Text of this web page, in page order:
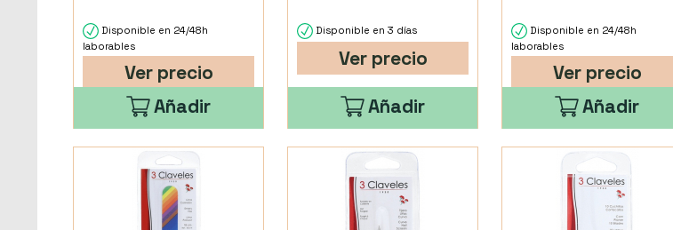
Disponible en 24/48h
laborables
Ver precio
Añadir
Disponible en 3 días
Ver precio
Añadir
Disponible en 24/48h
laborables
Ver precio
Añadir